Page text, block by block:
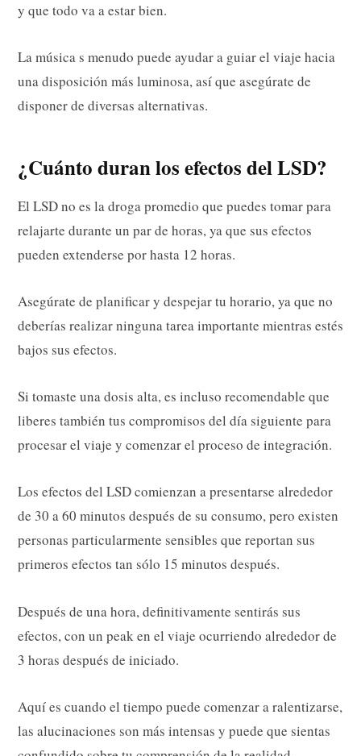
y que todo va a estar bien.
La música s menudo puede ayudar a guiar el viaje hacia
una disposición más luminosa, así que asegúrate de
disponer de diversas alternativas.
¿Cuánto duran los efectos del LSD?
El LSD no es la droga promedio que puedes tomar para
relajarte durante un par de horas, ya que sus efectos
pueden extenderse por hasta 12 horas.
Asegúrate de planificar y despejar tu horario, ya que no
deberías realizar ninguna tarea importante mientras estés
bajos sus efectos.
Si tomaste una dosis alta, es incluso recomendable que
liberes también tus compromisos del día siguiente para
procesar el viaje y comenzar el proceso de integración.
Los efectos del LSD comienzan a presentarse alrededor
de 30 a 60 minutos después de su consumo, pero existen
personas particularmente sensibles que reportan sus
primeros efectos tan sólo 15 minutos después.
Después de una hora, definitivamente sentirás sus
efectos, con un peak en el viaje ocurriendo alrededor de
3 horas después de iniciado.
Aquí es cuando el tiempo puede comenzar a ralentizarse,
las alucinaciones son más intensas y puede que sientas